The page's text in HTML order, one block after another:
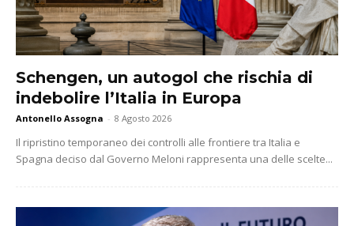
Schengen, un autogol che rischia di
indebolire l’Italia in Europa
Antonello Assogna - 8 Agosto 2026
Il ripristino temporaneo dei controlli alle frontiere tra Italia e
Spagna deciso dal Governo Meloni rappresenta una delle scelte...